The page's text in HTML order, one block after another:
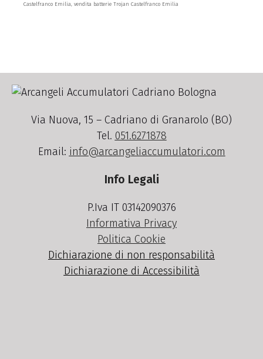
Castelfranco Emilia, vendita batterie Trojan Castelfranco Emilia
Via Nuova, 15 – Cadriano di Granarolo (BO)
Tel. 051.6271878
Email: info@arcangeliaccumulatori.com
Info Legali
P.Iva IT 03142090376
Informativa Privacy
Politica Cookie
Dichiarazione di non responsabilità
Dichiarazione di Accessibilità